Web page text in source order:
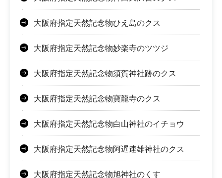
大阪府指定天然記念物ひえ島のクス
大阪府指定天然記念物妙楽寺のツツジ
大阪府指定天然記念物須賀神社跡のクス
大阪府指定天然記念物寶龍寺のクス
大阪府指定天然記念物白山神社のイチョウ
大阪府指定天然記念物阿遅速雄神社のクス
大阪府指定天然記念物旭神社のくす